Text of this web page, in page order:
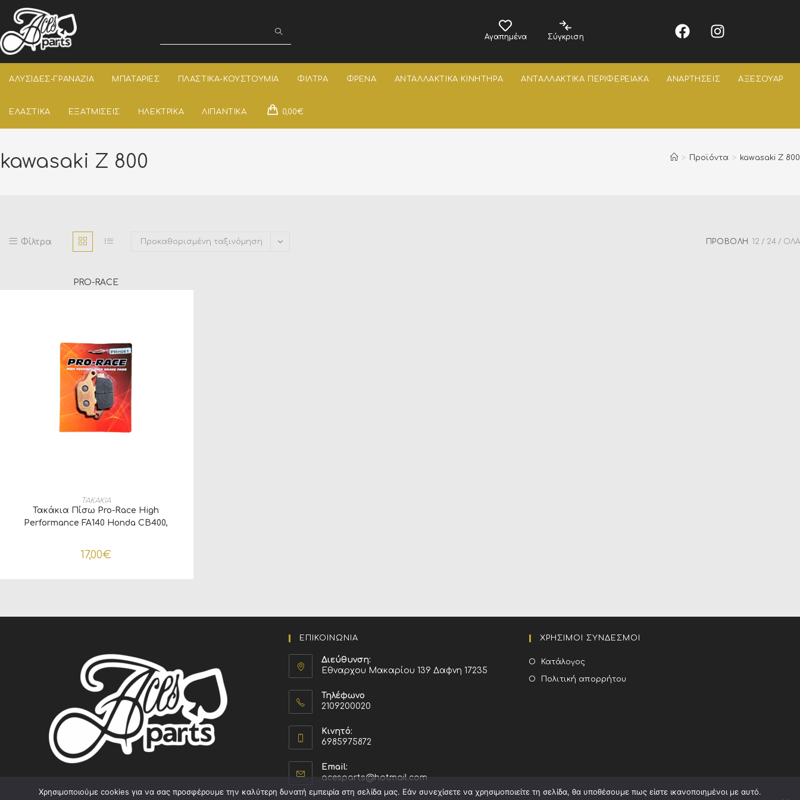
Αγαπημένα Σύγκριση
ΑΛΥΣΙΔΕΣ-ΓΡΑΝΑΖΙΑ ΜΠΑΤΑΡΙΕΣ ΠΛΑΣΤΙΚΑ-ΚΟΥΣΤΟΥΜΙΑ ΦΙΛΤΡΑ ΦΡΕΝΑ ΑΝΤΑΛΛΑΚΤΙΚΑ ΚΙΝΗΤΗΡΑ ΑΝΤΑΛΛΑΚΤΙΚΑ ΠΕΡΙΦΕΡΕΙΑΚΑ ΑΝΑΡΤΗΣΕΙΣ ΑΞΕΣΟΥΑΡ
ΕΛΑΣΤΙΚΑ ΕΞΑΤΜΙΣΕΙΣ ΗΛΕΚΤΡΙΚΑ ΛΙΠΑΝΤΙΚΑ 0,00€
kawasaki Z 800 > Προϊόντα > kawasaki Z 800
Φίλτρα Προκαθορισμένη ταξινόμηση ΠΡΟΒΟΛΉ 12 24 ΌΛΑ
PRO-RACE
ΠΡΟΣΘΉΚΗ ΣΤΟ ΚΑΛΆΘΙ
ΤΑΚΑΚΙΑ
Τακάκια Πίσω Pro-Race High
Performance FA140 Honda CB400,
17,00€
ΕΠΙΚΟΙΝΩΝΙΑ
Διεύθυνση:
Εθναρχου Μακαρίου 139 Δαφνη 17235
Τηλέφωνο
2109200020
Κινητό:
6985975872
Email:
acesparts@hotmail.com
ΧΡΗΣΙΜΟΙ ΣΥΝΔΕΣΜΟΙ
Κατάλογος
Πολιτική απορρήτου
Χρησιμοποιούμε cookies για να σας προσφέρουμε την καλύτερη δυνατή εμπειρία στη σελίδα μας. Εάν συνεχίσετε να χρησιμοποιείτε τη σελίδα, θα υποθέσουμε πως είστε ικανοποιημένοι με αυτό.